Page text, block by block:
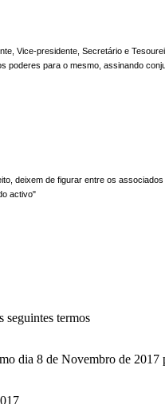
Vice-presidente, Secretário e
para o mesmo, assinando
deixem de figurar entre os
activo"
seguintes termos
dia 8 de Novembro de